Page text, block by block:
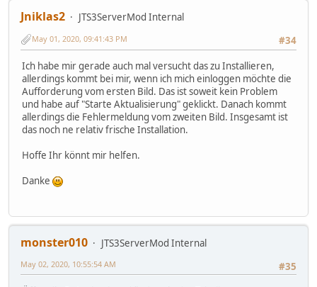
Jniklas2
JTS3ServerMod Internal
#34
May 01, 2020, 09:41:43 PM
Ich habe mir gerade auch mal versucht das zu Installieren,
allerdings kommt bei mir, wenn ich mich einloggen möchte die
Aufforderung vom ersten Bild. Das ist soweit kein Problem
und habe auf "Starte Aktualisierung" geklickt. Danach kommt
allerdings die Fehlermeldung vom zweiten Bild. Insgesamt ist
das noch ne relativ frische Installation.
Hoffe Ihr könnt mir helfen.
Danke
monster010
JTS3ServerMod Internal
#35
May 02, 2020, 10:55:54 AM